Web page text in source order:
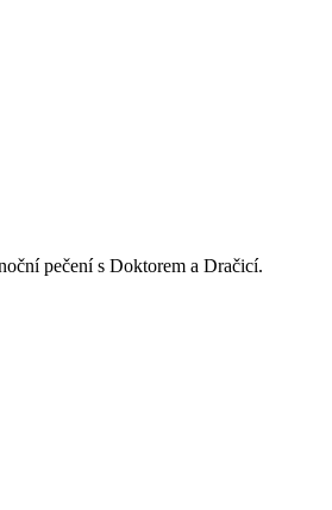
pečení s Doktorem a Dračicí.